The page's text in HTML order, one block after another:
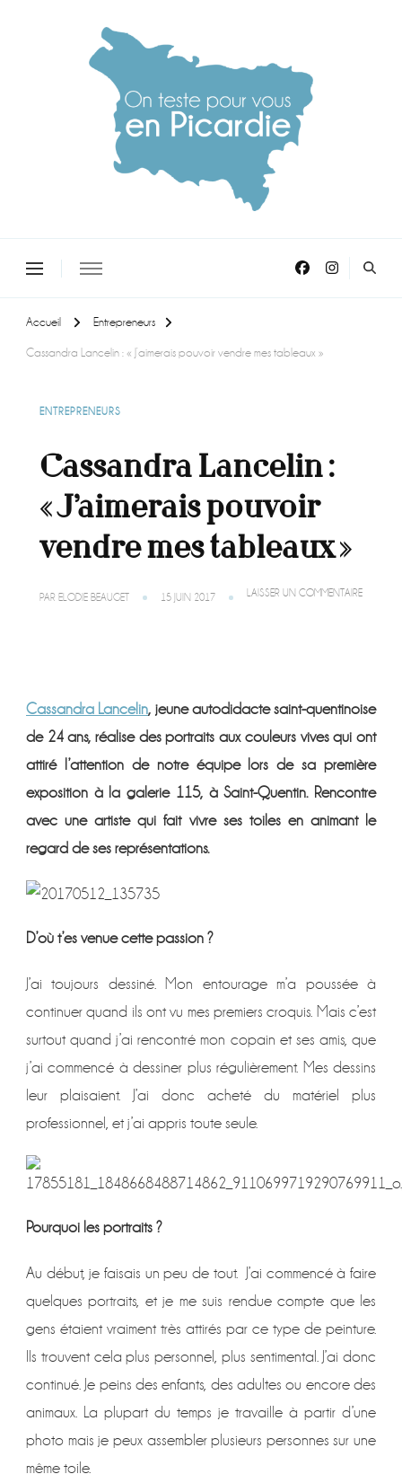
Accueil Entrepreneurs
Cassandra Lancelin : « J’aimerais pouvoir vendre mes tableaux »
ENTREPRENEURS
Cassandra Lancelin :
« J’aimerais pouvoir
vendre mes tableaux »
PAR ELODIE BEAUGET 15 JUIN 2017 LAISSER UN COMMENTAIRESUR
Cassandra Lancelin, jeune autodidacte saint-quentinoise
de 24 ans, réalise des portraits aux couleurs vives qui ont
attiré l’attention de notre équipe lors de sa première
exposition à la galerie 115, à Saint-Quentin. Rencontre
avec une artiste qui fait vivre ses toiles en animant le
regard de ses représentations.
D’où t’es venue cette passion ?
J’ai toujours dessiné. Mon entourage m’a poussée à
continuer quand ils ont vu mes premiers croquis. Mais c’est
surtout quand j’ai rencontré mon copain et ses amis, que
j’ai commencé à dessiner plus régulièrement. Mes dessins
leur plaisaient. J’ai donc acheté du matériel plus
professionnel, et j’ai appris toute seule.
Pourquoi les portraits ?
Au début, je faisais un peu de tout. J’ai commencé à faire
quelques portraits, et je me suis rendue compte que les
gens étaient vraiment très attirés par ce type de peinture.
Ils trouvent cela plus personnel, plus sentimental. J’ai donc
continué. Je peins des enfants, des adultes ou encore des
animaux. La plupart du temps je travaille à partir d’une
photo mais je peux assembler plusieurs personnes sur une
même toile.